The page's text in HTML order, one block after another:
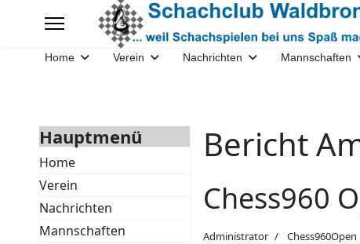
Home Verein Nachrichten Mannschaften
Hauptmenü
Home
Verein
Nachrichten
Mannschaften
Bericht
Chess960
Administrator Chess960Open